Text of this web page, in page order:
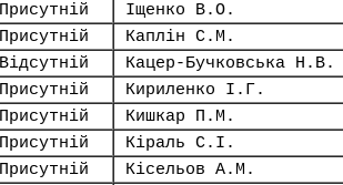
Присутній Іщенко В.О.
Присутній Каплін С.М.
Відсутній Кацер-Бучковська Н.В.
Присутній Кириленко І.Г.
Присутній Кишкар П.М.
Присутній Кіраль С.І.
Присутній Кісельов А.М.